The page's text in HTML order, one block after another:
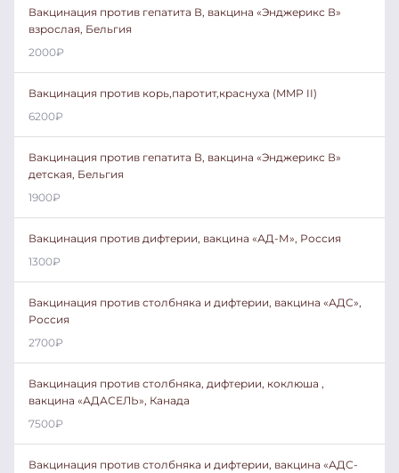
Вакцинация против гепатита В, вакцина «Энджерикс В»
взрослая, Бельгия
2000₽
Вакцинация против корь,паротит,краснуха (MMP II)
6200₽
Вакцинация против гепатита В, вакцина «Энджерикс В»
детская, Бельгия
1900₽
Вакцинация против дифтерии, вакцина «АД-М», Россия
1300₽
Вакцинация против столбняка и дифтерии, вакцина «АДС»,
Россия
2700₽
Вакцинация против столбняка, дифтерии, коклюша ,
вакцина «АДАСЕЛЬ», Канада
7500₽
Вакцинация против столбняка и дифтерии, вакцина «АДС-